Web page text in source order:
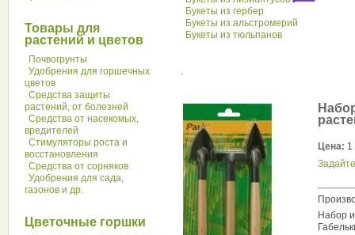
Товары для
растений и цветов
Почвогрунты
Удобрения для горшечных
цветов
Средства защиты
растений, от болезней
Средства от насекомых,
вредителей
Стимуляторы роста и
восстановления
Средства от сорняков
Удобрения для сада,
газонов и др.
Цветочные горшки
Букеты из гербер
Букеты из альстромерий
Букеты из тюльпанов
.
Цена: 1
Набор